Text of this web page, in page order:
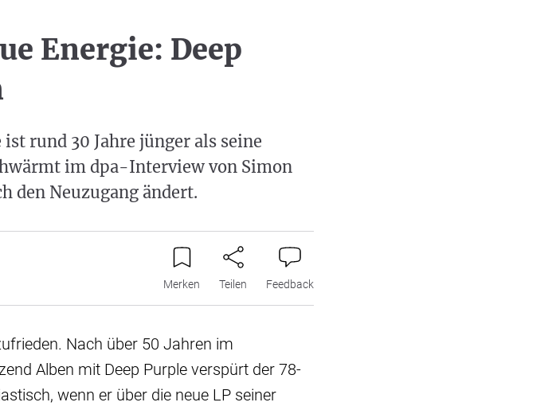
Energie: Deep
rund 30 Jahre jünger als seine
im dpa-Interview von Simon
den Neuzugang ändert.
Merken Teilen Feedback
Nach über 50 Jahren im
Alben mit Deep Purple verspürt der 78-
wenn er über die neue LP seiner